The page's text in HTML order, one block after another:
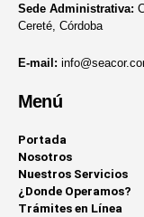
Sede Administrativa:
Cereté, Córdoba
E-mail:
Menú
Portada
Nosotros
Nuestros Servicios
¿Donde Operamos?
Trámites en Línea